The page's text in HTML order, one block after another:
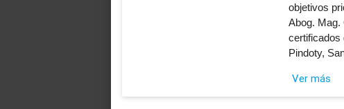
objetivos
Abog. Mag.
certificados
Pindoty,
Ver más